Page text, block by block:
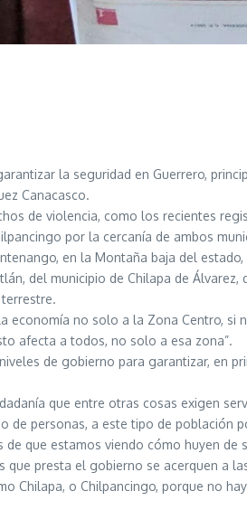
la seguridad en Guerrero,
Canacasco.
de violencia, como los recientes
por la cercanía de ambos
en la Montaña baja del
del municipio de Chilapa de
economía no solo a la Zona Centro,
afecta a todos, no solo a esa zona”.
de gobierno para garantizar, en
que entre otras cosas exigen
personas, a este tipo de población
que estamos viendo cómo huyen de
presta el gobierno se acerquen a
Chilapa, o Chilpancingo, porque no